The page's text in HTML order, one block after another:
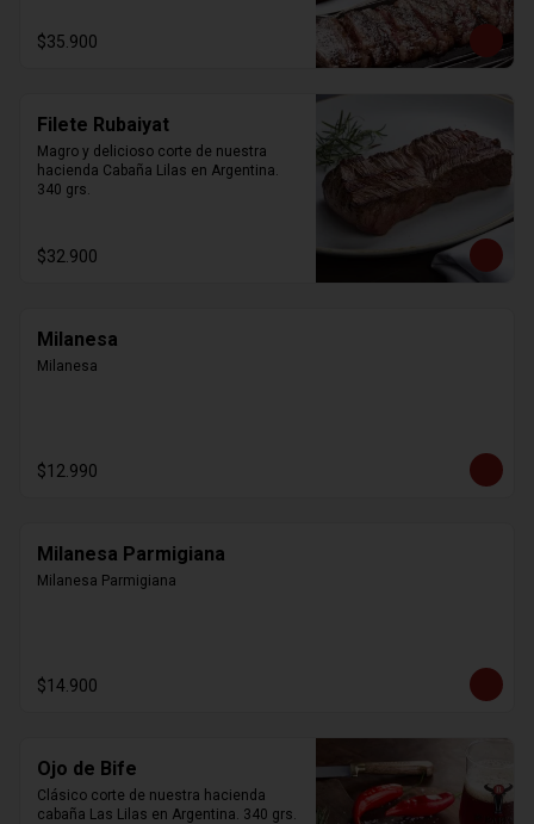
$35.900
Filete Rubaiyat
Magro y delicioso corte de nuestra
hacienda Cabaña Lilas en Argentina.
340 grs.
$32.900
Milanesa
Milanesa
$12.990
Milanesa Parmigiana
Milanesa Parmigiana
$14.900
Ojo de Bife
Clásico corte de nuestra hacienda
cabaña Las Lilas en Argentina. 340 grs.